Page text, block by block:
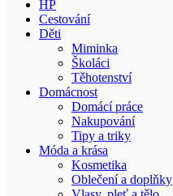
HP
Cestování
Děti
Miminka
Školáci
Těhotenství
Domácnost
Domácí práce
Nakupování
Tipy a triky
Móda a krása
Kosmetika
Oblečení a doplňky